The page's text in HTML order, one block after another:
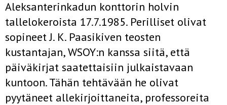
Aleksanterinkadun konttorin holvin
tallelokeroista 17.7.1985. Perilliset olivat
sopineet J. K. Paasikiven teosten
kustantajan, WSOY:n kanssa siitä, että
päiväkirjat saatettaisiin julkaistavaan
kuntoon. Tähän tehtävään he olivat
pyytäneet allekirjoittaneita, professoreita